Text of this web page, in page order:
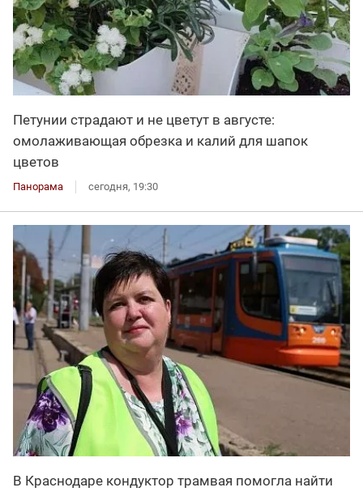
Петунии страдают и не цветут в августе:
омолаживающая обрезка и калий для шапок
цветов
Панорама сегодня, 19:30
В Краснодаре кондуктор трамвая помогла найти